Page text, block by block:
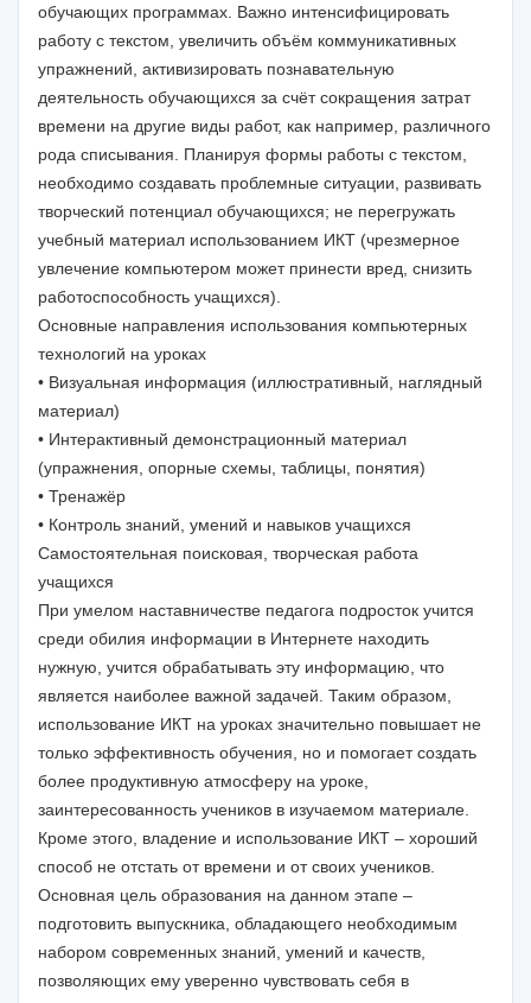
обучающих программах. Важно интенсифицировать
работу с текстом, увеличить объём коммуникативных
упражнений, активизировать познавательную
деятельность обучающихся за счёт сокращения затрат
времени на другие виды работ, как например, различного
рода списывания. Планируя формы работы с текстом,
необходимо создавать проблемные ситуации, развивать
творческий потенциал обучающихся; не перегружать
учебный материал использованием ИКТ (чрезмерное
увлечение компьютером может принести вред, снизить
работоспособность учащихся).
Основные направления использования компьютерных
технологий на уроках
• Визуальная информация (иллюстративный, наглядный
материал)
• Интерактивный демонстрационный материал
(упражнения, опорные схемы, таблицы, понятия)
• Тренажёр
• Контроль знаний, умений и навыков учащихся
Самостоятельная поисковая, творческая работа
учащихся
При умелом наставничестве педагога подросток учится
среди обилия информации в Интернете находить
нужную, учится обрабатывать эту информацию, что
является наиболее важной задачей. Таким образом,
использование ИКТ на уроках значительно повышает не
только эффективность обучения, но и помогает создать
более продуктивную атмосферу на уроке,
заинтересованность учеников в изучаемом материале.
Кроме этого, владение и использование ИКТ – хороший
способ не отстать от времени и от своих учеников.
Основная цель образования на данном этапе –
подготовить выпускника, обладающего необходимым
набором современных знаний, умений и качеств,
позволяющих ему уверенно чувствовать себя в